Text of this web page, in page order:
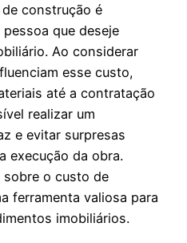
construção é
que deseje
Ao considerar
esse custo,
até a contratação
realizar um
e evitar surpresas
execução da obra.
o custo de
ferramenta valiosa para
imobiliários.